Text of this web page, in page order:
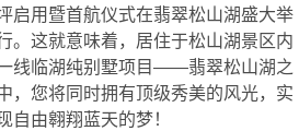
启用暨首航仪式在翡翠松山湖盛大举
。这就意味着，居住于松山湖景区内
线临湖纯别墅项目——翡翠松山湖之
，您将同时拥有顶级秀美的风光，实
自由翱翔蓝天的梦！